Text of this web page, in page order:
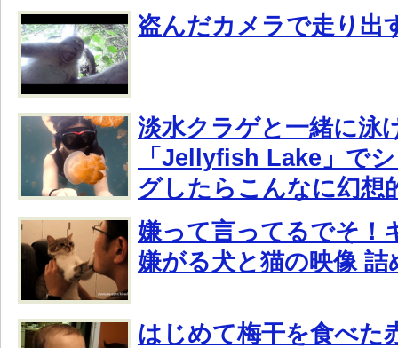
盗んだカメラで走り出
淡水クラゲと一緒に泳
「Jellyfish Lake」で
グしたらこんなに幻想
嫌って言ってるでそ！
嫌がる犬と猫の映像 詰
はじめて梅干を食べた